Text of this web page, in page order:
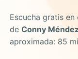
Escucha gratis
de Conny
aproximada: 85